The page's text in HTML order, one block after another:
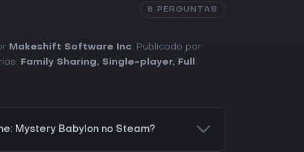
8 PERGUNTAS
Makeshift Software Inc. Publicado por
Family Sharing, Single-player,
Full
Mystery Babylon no Steam?